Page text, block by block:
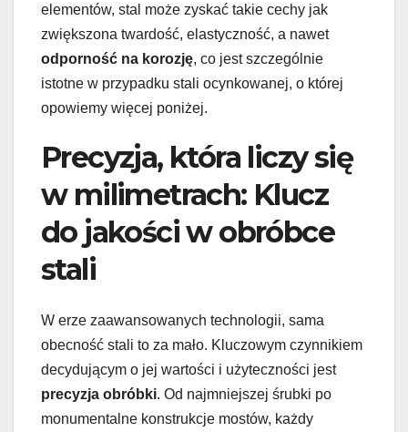
elementów, stal może zyskać takie cechy jak
zwiększona twardość, elastyczność, a nawet
odporność na korozję, co jest szczególnie
istotne w przypadku stali ocynkowanej, o której
opowiemy więcej poniżej.
Precyzja, która liczy się
w milimetrach: Klucz
do jakości w obróbce
stali
W erze zaawansowanych technologii, sama
obecność stali to za mało. Kluczowym czynnikiem
decydującym o jej wartości i użyteczności jest
precyzja obróbki. Od najmniejszej śrubki po
monumentalne konstrukcje mostów, każdy